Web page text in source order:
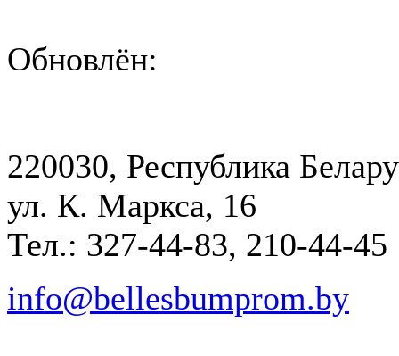
Обновлён:
220030, Республика
ул. К. Маркса, 16
Тел.: 327-44-83, 210-44-45
info@bellesbumprom.by